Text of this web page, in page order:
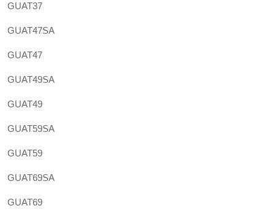
GUAT37
GUAT47SA
GUAT47
GUAT49SA
GUAT49
GUAT59SA
GUAT59
GUAT69SA
GUAT69